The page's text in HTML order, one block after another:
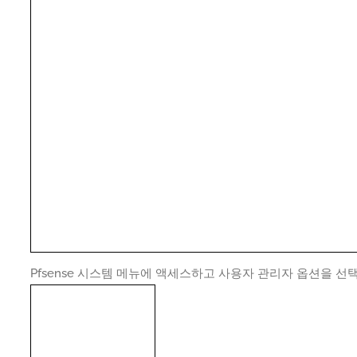
Pfsense 시스템 메뉴에 액세스하고 사용자 관리자 옵션을 선